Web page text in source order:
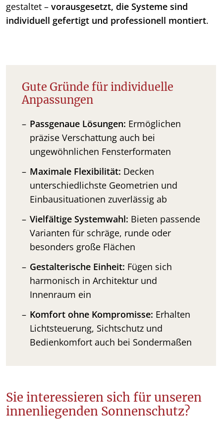
gestaltet – vorausgesetzt, die Systeme sind
individuell gefertigt und professionell montiert.
Gute Gründe für individuelle
Anpassungen
Passgenaue Lösungen: Ermöglichen
präzise Verschattung auch bei
ungewöhnlichen Fensterformaten
Maximale Flexibilität: Decken
unterschiedlichste Geometrien und
Einbausituationen zuverlässig ab
Vielfältige Systemwahl: Bieten passende
Varianten für schräge, runde oder
besonders große Flächen
Gestalterische Einheit: Fügen sich
harmonisch in Architektur und
Innenraum ein
Komfort ohne Kompromisse: Erhalten
Lichtsteuerung, Sichtschutz und
Bedienkomfort auch bei Sondermaßen
Sie interessieren sich für unseren
innenliegenden Sonnenschutz?